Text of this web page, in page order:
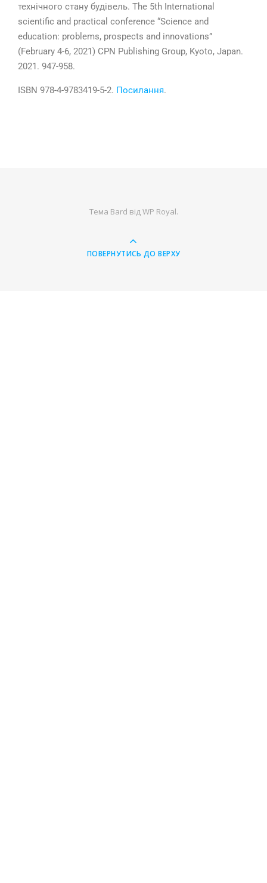
технічного стану будівель. The 5th International
scientific and practical conference “Science and
education: problems, prospects and innovations”
(February 4-6, 2021) CPN Publishing Group, Kyoto, Japan.
2021. 947-958.
ISBN 978-4-9783419-5-2. Посилання.
Тема Bard відWP Royal.
ПОВЕРНУТИСЬ ДО ВЕРХУ